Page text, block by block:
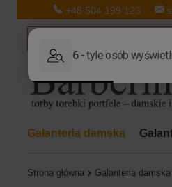
+48 504 199 123
Galanteria damska
Strona główna Galanteria damska